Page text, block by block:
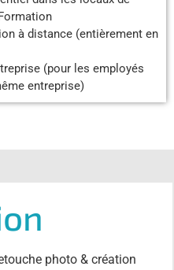
à distance (entièrement en
(pour les employés
entreprise)
photo & création